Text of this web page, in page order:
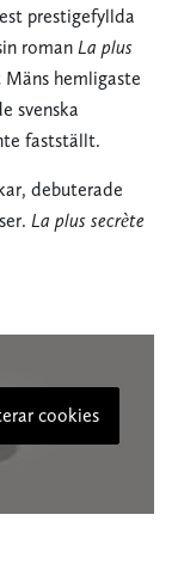
prestigefyllda
roman La plus
hemligaste
svenska
fastställt.
debuterade
La plus secrète
cookies